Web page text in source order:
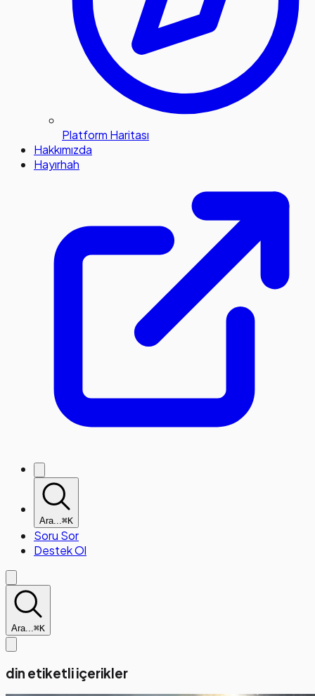
Platform Haritası
Hakkımızda
Hayırhah
Ara...⌘K
Soru Sor
Destek Ol
Ara...⌘K
din etiketli içerikler